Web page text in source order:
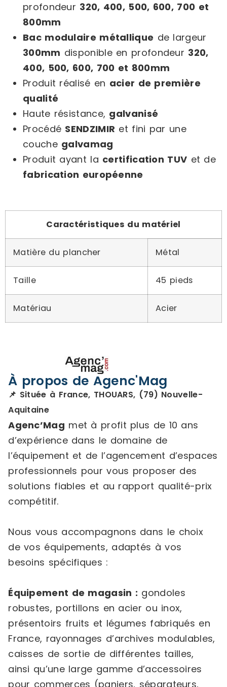
profondeur 320, 400, 500, 600, 700 et
800mm
Bac modulaire métallique de largeur
300mm disponible en profondeur 320,
400, 500, 600, 700 et 800mm
Produit réalisé en acier de première
qualité
Haute résistance, galvanisé
Procédé SENDZIMIR et fini par une
couche galvamag
Produit ayant la certification TUV et de
fabrication européenne
Caractéristiques du matériel
Matière du plancher Métal
Taille 45 pieds
Matériau Acier
À propos de Agenc'Mag
📌 Située à France, THOUARS, (79) Nouvelle-
Aquitaine
Agenc’Mag met à profit plus de 10 ans
d’expérience dans le domaine de
l’équipement et de l’agencement d’espaces
professionnels pour vous proposer des
solutions fiables et au rapport qualité-prix
compétitif.
Nous vous accompagnons dans le choix
de vos équipements, adaptés à vos
besoins spécifiques :
Équipement de magasin : gondoles
robustes, portillons en acier ou inox,
présentoirs fruits et légumes fabriqués en
France, rayonnages d’archives modulables,
caisses de sortie de différentes tailles,
ainsi qu’une large gamme d’accessoires
pour commerces (paniers, séparateurs,